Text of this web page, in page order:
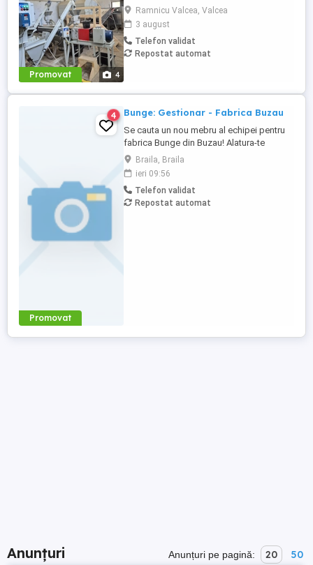
Promovat 4
pentru secția de productie peleți, situată
in localitatea Brezoi-Valcea! Salariul minim
asigurat este 4200 lei net precum si
bonusuri de performanță! Pentru alte
detalii va rog sa ma contactați! Mihai-
Ramnicu Valcea, Valcea
3 august
Telefon validat
Repostat automat
Promovat
4 Bunge: Gestionar - Fabrica Buzau
Se cauta un nou mebru al echipei pentru
fabrica Bunge din Buzau! Alatura-te
echipei noastre si ajuta la construirea unei
organizatii care are misiunea de a conecta
fermierii cu consumatorii din intreaga
lume. Probabil ai auzit de brandurile
noastre locale de ulei, Floriol si Unisol?
Braila, Braila
ieri 09:56
Telefon validat
Repostat automat
Anunțuri Anunțuri pe pagină: 20 50